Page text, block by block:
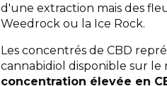
d'une extraction mais des
Weedrock ou la Ice Rock.
Les concentrés de CBD
cannabidiol disponible sur
concentration élevée en